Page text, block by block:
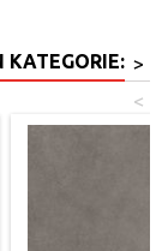
KATEGORIE: >
<